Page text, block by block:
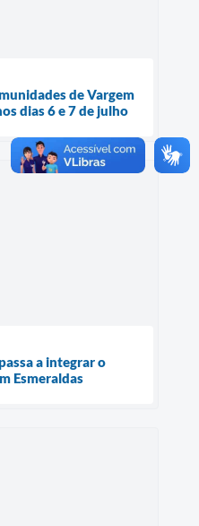
de Vargem
dias 6 e 7 de julho
a integrar o
Esmeraldas